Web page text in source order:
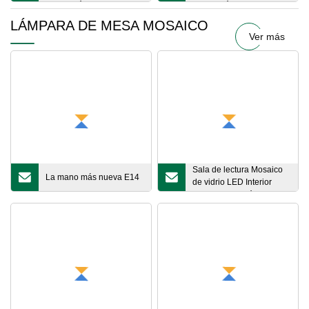
decoración candelabros decoración del hogar
LÁMPARA DE MESA MOSAICO
Ver más
La mano más nueva E14
Sala de lectura Mosaico
de vidrio LED Interior
Hotel Iluminación de
mesa de cemento
escritorio